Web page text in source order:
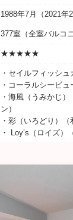
1988年7月（2021年
377室（全室バルコ
★★★★★
・セイルフィッシュ
・コーラルシービュ
・海風（うみかじ
ン）
・彩（いろどり）（
・ Loy’s（ロイズ）